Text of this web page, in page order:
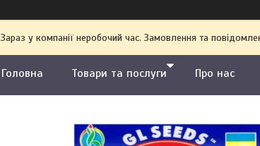
Зараз у компанії неробочий час. Замовлення та
Головна Товари та послуги Про нас